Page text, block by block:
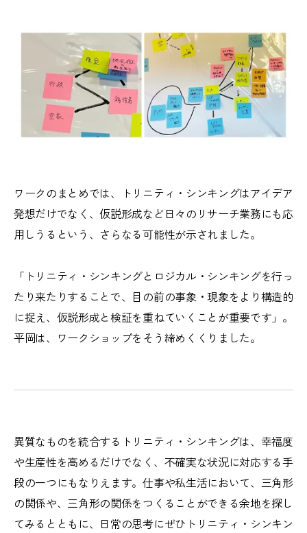
ワークのまとめでは、トリニティ・シンキングはアイデア
発想だけでなく、仮説形成など日々のリサーチ業務にも応
用しうるという、さらなる可能性が示されました。
「トリニティ・シンキングとロジカル・シンキングを行っ
たり来たりすることで、目の前の事象・現象をより構造的
に捉え、仮説形成と検証を重ねていくことが重要です」。
平岡は、ワークショップをそう締めくくりました。
異質なものを統合するトリニティ・シンキングは、幸福度
や生産性を高めるだけでなく、不確実な状況に対応する手
段の一つにもなりえます。仕事や私生活において、三角形
の関係や、三角形の関係をつくることができる余地を探し
てみるとともに、日常の思考にぜひトリニティ・シンキン